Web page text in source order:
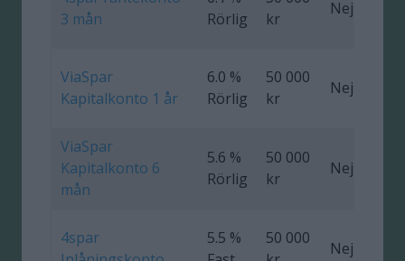
3 mån
Rörlig
kr
Nej
ViaSpar
Kapitalkonto 1 år
6.0 %
Rörlig
50 000
kr
Nej
ViaSpar
Kapitalkonto 6
mån
5.6 %
Rörlig
50 000
kr
Nej
4spar
5.5 %
50 000
Nej